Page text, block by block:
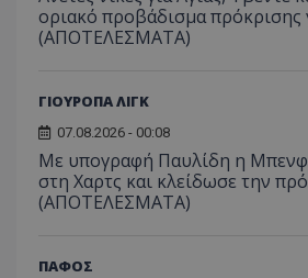
οριακό προβάδισμα πρόκρισης
(ΑΠΟΤΕΛΕΣΜΑΤΑ)
ΓΙΟΥΡΟΠΑ ΛΙΓΚ
07.08.2026 - 00:08
Με υπογραφή Παυλίδη η
στη Χαρτς και κλείδωσε την
(ΑΠΟΤΕΛΕΣΜΑΤΑ)
ΠΑΦΟΣ